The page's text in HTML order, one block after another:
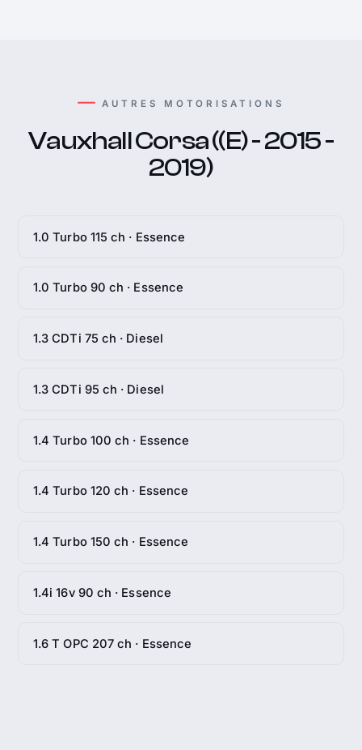
AUTRES MOTORISATIONS
Vauxhall Corsa ((E) - 2015 -
2019)
1.0 Turbo 115 ch · Essence
1.0 Turbo 90 ch · Essence
1.3 CDTi 75 ch · Diesel
1.3 CDTi 95 ch · Diesel
1.4 Turbo 100 ch · Essence
1.4 Turbo 120 ch · Essence
1.4 Turbo 150 ch · Essence
1.4i 16v 90 ch · Essence
1.6 T OPC 207 ch · Essence